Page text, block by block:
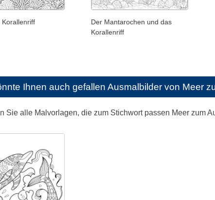
Korallenriff
Der Mantarochen und das
Korallenriff
Ihnen auch gefallen Ausmalbilder von Meer
Sie alle Malvorlagen, die zum Stichwort passen Meer zum